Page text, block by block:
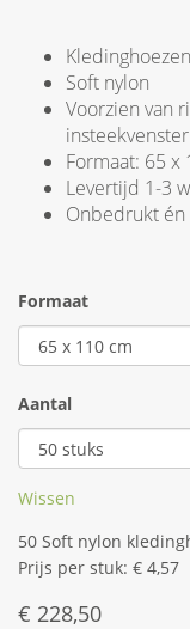
Soft nylon
Voorzien van
insteekvenster
Formaat: 65 x
Levertijd 1-3
Onbedrukt
Formaat
Aantal
Wissen
50 Soft nylon
Prijs per stuk: € 4,57
€ 228,50